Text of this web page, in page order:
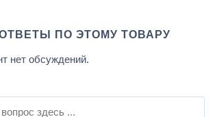
ПО ЭТОМУ ТОВАРУ
нет обсуждений.